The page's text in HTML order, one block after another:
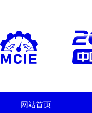
网站首页